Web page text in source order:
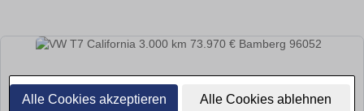
Alle Cookies akzeptieren Alle Cookies ablehnen